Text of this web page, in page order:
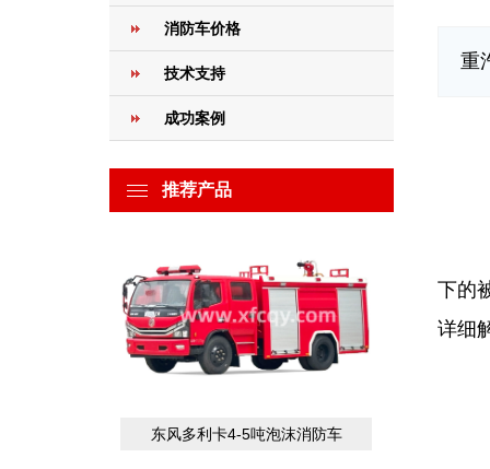
消防车价格
技术支持
成功案例
推荐产品
东风多利卡4-5吨泡沫消防车
重
下的
详细